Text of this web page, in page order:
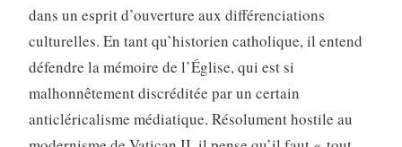
dans un esprit d’ouverture aux différenciations
culturelles. En tant qu’historien catholique, il entend
défendre la mémoire de l’Église, qui est si
malhonnêtement discréditée par un certain
anticléricalisme médiatique. Résolument hostile au